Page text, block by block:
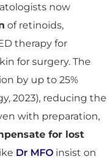
now
of retinoids,
therapy for
for surgery. The
by up to 25%
2023), reducing the
with preparation,
for lost
Dr MFO insist on